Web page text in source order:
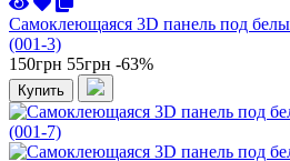
Самоклеющаяся 3D панель под
(001-3)
150грн 55грн -63%
Купить